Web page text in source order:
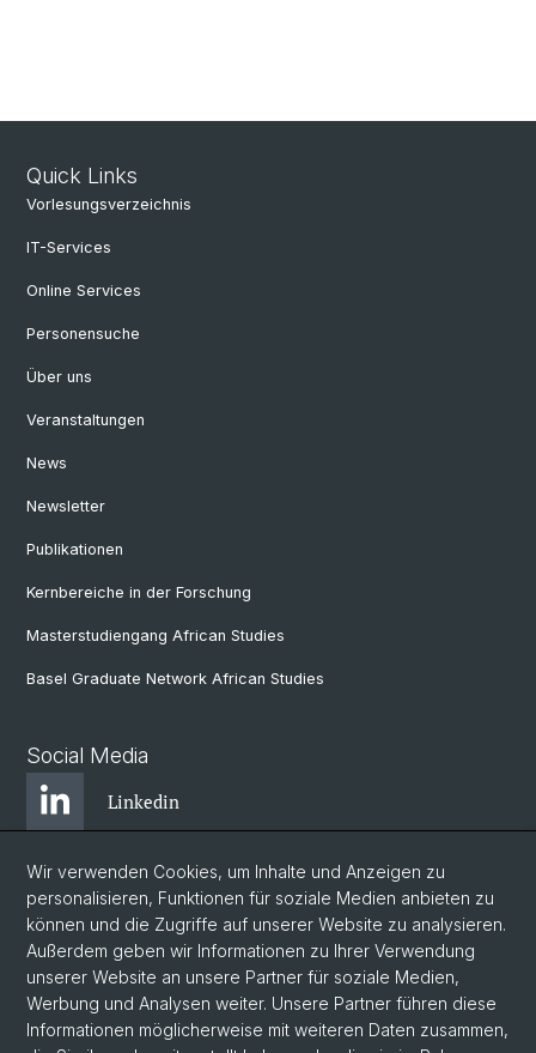
Quick Links
Vorlesungsverzeichnis
IT-Services
Online Services
Personensuche
Über uns
Veranstaltungen
News
Newsletter
Publikationen
Kernbereiche in der Forschung
Masterstudiengang African Studies
Basel Graduate Network African Studies
Social Media
Linkedin
Bluesky
Instagram
Facebook
Wir verwenden Cookies, um Inhalte und Anzeigen zu
personalisieren, Funktionen für soziale Medien anbieten zu
können und die Zugriffe auf unserer Website zu analysieren.
Außerdem geben wir Informationen zu Ihrer Verwendung
unserer Website an unsere Partner für soziale Medien,
Werbung und Analysen weiter. Unsere Partner führen diese
Informationen möglicherweise mit weiteren Daten zusammen,